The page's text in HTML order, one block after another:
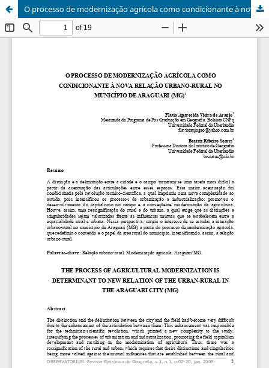
O processo de modernização agrícola como condicionante à nova relação urbano-rural no município de Araguari (MG) / The process of agricultural modernization is determinant to new relatiion of the urban rural in the Araguari City (MG)